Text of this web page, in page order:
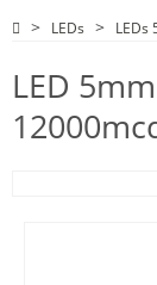
LEDs LEDs
LED